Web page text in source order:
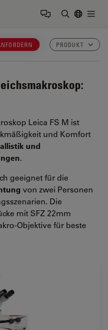
PRODUKT
Leica FS M ist
und Komfort
und
.
geeignet für die
von zwei Personen
Die
mit SFZ 22mm
Objektive für beste